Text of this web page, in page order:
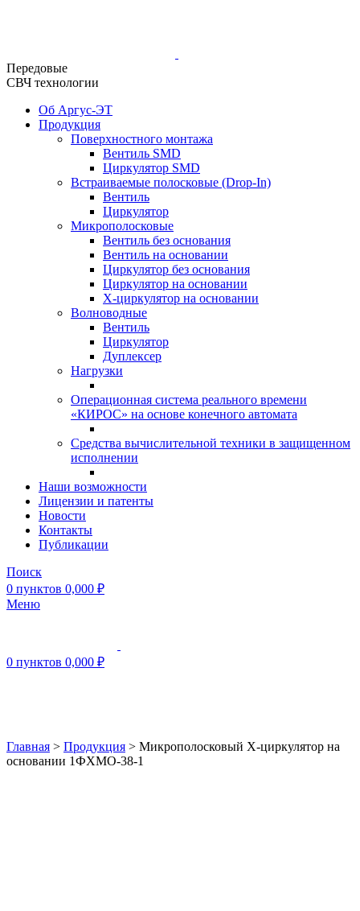
Передовые
СВЧ технологии
Об Аргус-ЭТ
Продукция
Поверхностного монтажа
Вентиль SMD
Циркулятор SMD
Встраиваемые полосковые (Drop-In)
Вентиль
Циркулятор
Микрополосковые
Вентиль без основания
Вентиль на основании
Циркулятор без основания
Циркулятор на основании
Х-циркулятор на основании
Волноводные
Вентиль
Циркулятор
Дуплексер
Нагрузки
Операционная система реального времени
«КИРОС» на основе конечного автомата
Средства вычислительной техники в защищенном
исполнении
Наши возможности
Лицензии и патенты
Новости
Контакты
Публикации
Поиск
0 пунктов 0,000 ₽
Меню
0 пунктов 0,000 ₽
Главная > Продукция > Микрополосковый X-циркулятор на
основании 1ФХМО-38-1